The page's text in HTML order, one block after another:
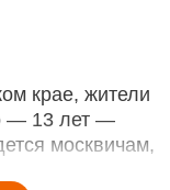
крае, жители
— 13 лет —
москвичам,